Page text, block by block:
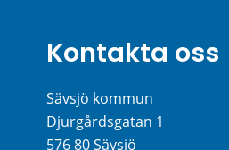
Kontakta oss
Sävsjö kommun
Djurgårdsgatan 1
576 80 Sävsjö